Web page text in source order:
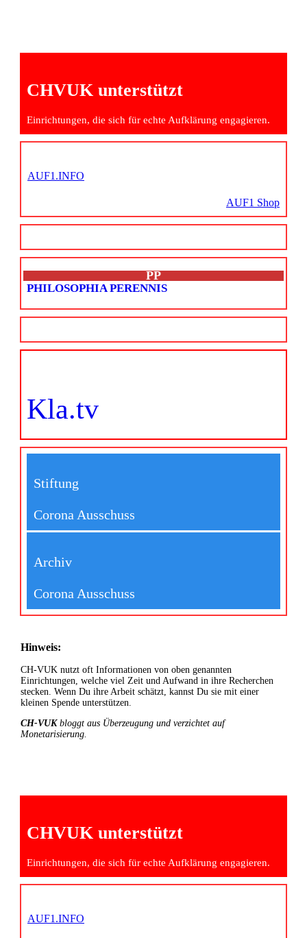
CHVUK unterstützt
Einrichtungen, die sich für echte Aufklärung engagieren.
AUF1.INFO
AUF1 Shop
PP
PHILOSOPHIA PERENNIS
Kla.tv
Stiftung
Corona Ausschuss
Archiv
Corona Ausschuss
Hinweis:
CH-VUK nutzt oft Informationen von oben genannten
Einrichtungen, welche viel Zeit und Aufwand in ihre Recherchen
stecken. Wenn Du ihre Arbeit schätzt, kannst Du sie mit einer
kleinen Spende unterstützen.
CH-VUKbloggt aus Überzeugung und verzichtet auf
Monetarisierung.
CHVUK unterstützt
Einrichtungen, die sich für echte Aufklärung engagieren.
AUF1.INFO